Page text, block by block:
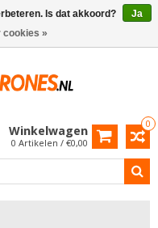
0
Winkelwagen
0 Artikelen / €0,00
Is dat akkoord?
Ja
cookies »